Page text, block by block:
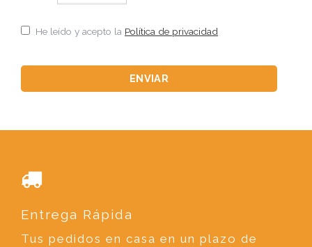
He leído y acepto la Política de privacidad
Entrega Rápida
Tus pedidos en casa en un plazo de